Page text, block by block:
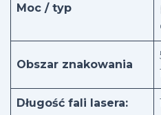
Moc / typ
Obszar znakowania
Długość fali lasera: